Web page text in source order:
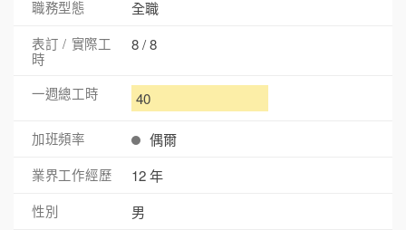
全職
8 / 8
40
偶爾
12 年
男